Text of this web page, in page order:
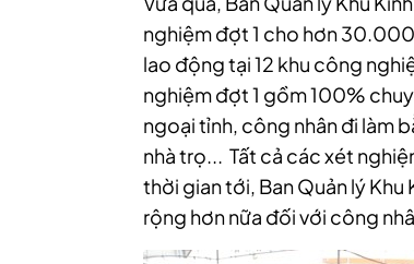
nghiệm đợt 1 cho hơn
lao động tại 12 khu công
nghiệm đợt 1 gồm 100%
ngoại tỉnh, công nhân đi làm
nhà trọ... Tất cả các xét
thời gian tới, Ban Quản lý
rộng hơn nữa đối với công